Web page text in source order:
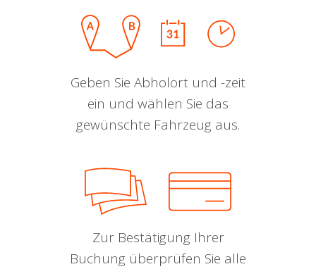
Geben Sie Abholort und -zeit
ein und wählen Sie das
gewünschte Fahrzeug aus.
Zur Bestätigung Ihrer
Buchung überprüfen Sie alle